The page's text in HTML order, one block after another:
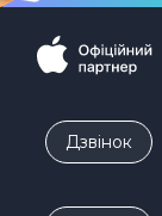
Дзвiнок